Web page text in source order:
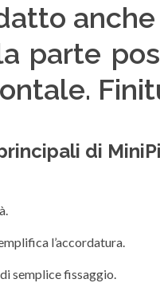
parte
di
l’accordatura.
semplice fissaggio.